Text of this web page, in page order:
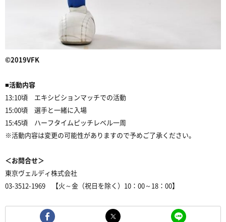
©2019VFK
■活動内容
13:10頃 エキシビションマッチでの活動
15:00頃 選手と一緒に入場
15:45頃 ハーフタイムピッチレベル一周
※活動内容は変更の可能性がありますので予めご了承ください。
＜お問合せ＞
東京ヴェルディ株式会社
03-3512-1969 【火～金（祝日を除く）10：00～18：00】